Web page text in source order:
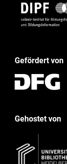
Gefördert von
Gehostet von